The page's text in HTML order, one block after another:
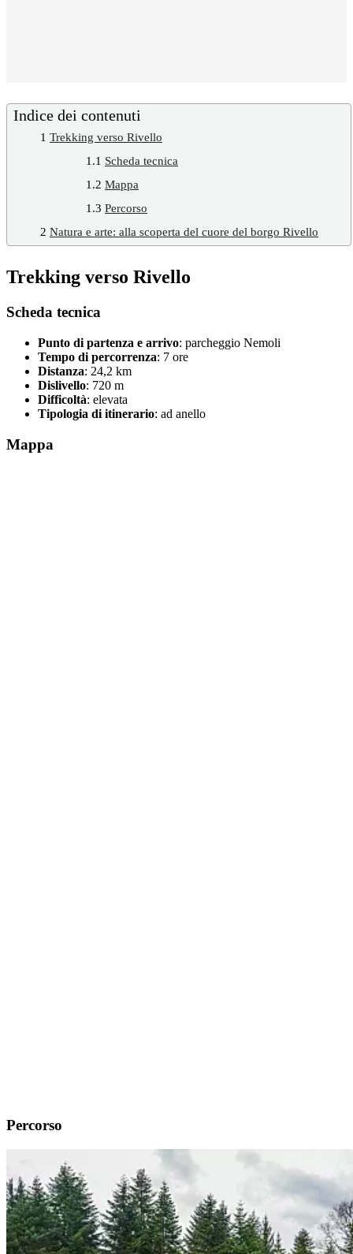
Indice dei contenuti
1 Trekking verso Rivello
1.1 Scheda tecnica
1.2 Mappa
1.3 Percorso
2 Natura e arte: alla scoperta del cuore del borgo Rivello
Trekking verso Rivello
Scheda tecnica
Punto di partenza e arrivo: parcheggio Nemoli
Tempo di percorrenza: 7 ore
Distanza: 24,2 km
Dislivello: 720 m
Difficoltà: elevata
Tipologia di itinerario: ad anello
Mappa
Percorso